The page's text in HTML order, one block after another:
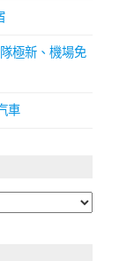
極新、機場免
車